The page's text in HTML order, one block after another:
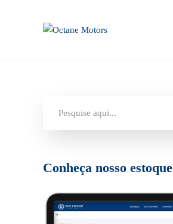
Conheça nosso estoque